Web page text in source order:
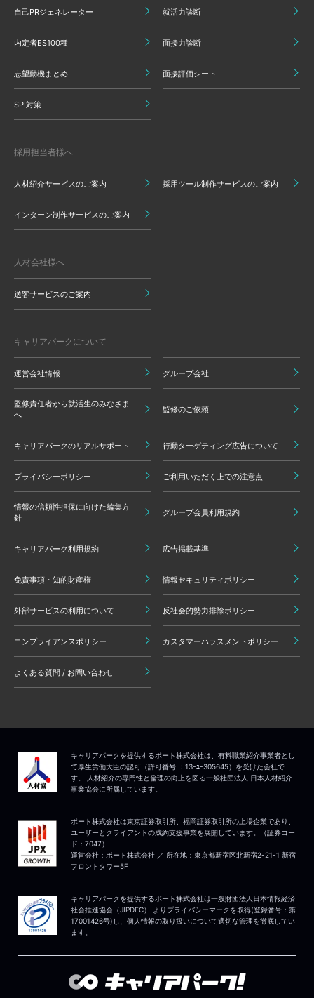
自己PRジェネレーター 就活力診断
内定者ES100種 面接力診断
志望動機まとめ 面接評価シート
SPI対策
採用担当者様へ
人材紹介サービスのご案内 採用ツール制作サービスのご案内
インターン制作サービスのご案内
人材会社様へ
送客サービスのご案内
キャリアパークについて
運営会社情報 グループ会社
監修責任者から就活生のみなさま
へ
監修のご依頼
キャリアパークのリアルサポート 行動ターゲティング広告について
プライバシーポリシー ご利用いただく上での注意点
情報の信頼性担保に向けた編集方
針
グループ会員利用規約
キャリアパーク利用規約 広告掲載基準
免責事項・知的財産権 情報セキュリティポリシー
外部サービスの利用について 反社会的勢力排除ポリシー
コンプライアンスポリシー カスタマーハラスメントポリシー
よくある質問 / お問い合わせ